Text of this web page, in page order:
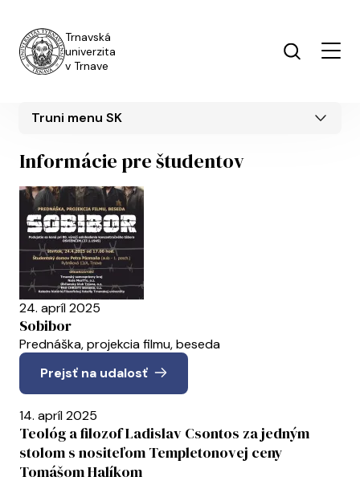
Trnavská
univerzita
v Trnave
Informácie pre študentov
24. apríl 2025
Sobibor
Prednáška, projekcia filmu, beseda
Prejsť na udalosť
14. apríl 2025
Teológ a filozof Ladislav Csontos za jedným
stolom s nositeľom Templetonovej ceny
Tomášom Halíkom
Truni menu SK